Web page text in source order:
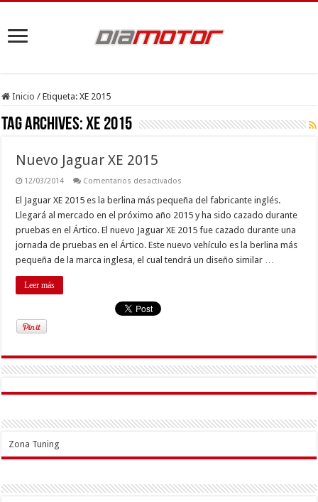
Inicio / Etiqueta:XE 2015
Tag Archives:XE 2015
Nuevo Jaguar XE 2015
12/03/2014 Comentarios desactivados
Jaguar
2015
El Jaguar XE 2015 es la berlina más pequeña del fabricante inglés.
Llegará al mercado en el próximo año 2015 y ha sido cazado durante
pruebas en el Ártico. El nuevo Jaguar XE 2015 fue cazado durante una
jornada de pruebas en el Ártico. Este nuevo vehículo es la berlina más
pequeña de la marca inglesa, el cual tendrá un diseño similar …
Leer más
Zona Tuning